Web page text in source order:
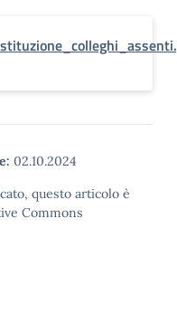
02.10.2024
questo articolo è
Commons